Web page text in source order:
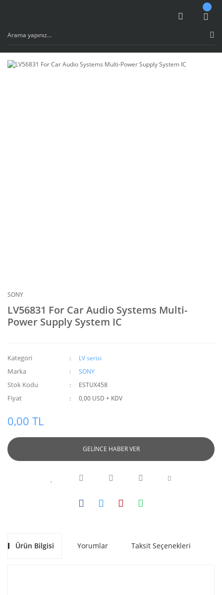
SONY
LV56831 For Car Audio Systems Multi-
Power Supply System IC
Kategori LV serisi
Marka SONY
Stok Kodu ESTUX458
Fiyat 0,00 USD + KDV
0,00 TL
GELİNCE HABER VER
Ürün Bilgisi Yorumlar Taksit Seçenekleri